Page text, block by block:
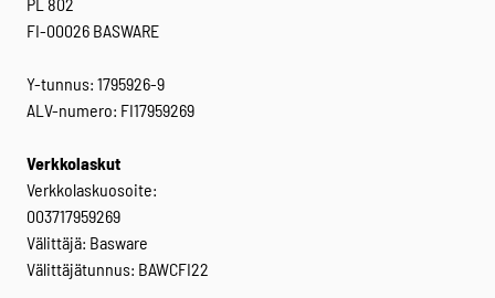
FI-00026 BASWARE
Y-tunnus: 1795926-9
ALV-numero: FI17959269
Verkkolaskut
Verkkolaskuosoite:
003717959269
Välittäjä: Basware
Välittäjätunnus: BAWCFI22